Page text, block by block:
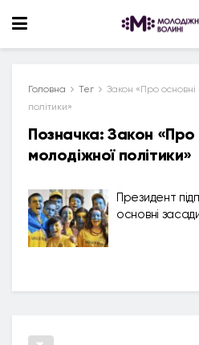
Головна Тег
Закон «Про
політики»
Позначка: Закон «Про
молодіжної політики»
Президент
основні